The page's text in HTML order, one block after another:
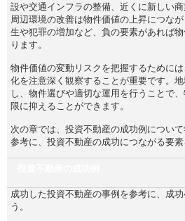
設や交通インフラの整備、近くに新しい商
周辺環境の改善は物件価値の上昇につな
生や犯罪の増加など、負の要素があれば
ります。
物件価値の変動リスクを把握するために
化を注意深く観察することが重要です。
し、物件選びや適切な運用を行うことで
限に抑えることができます。
次の章では、投資不動産の成功例につい
参考に、投資不動産の成功につながる要素
成功した投資不動産の事例を参考に、成
う。